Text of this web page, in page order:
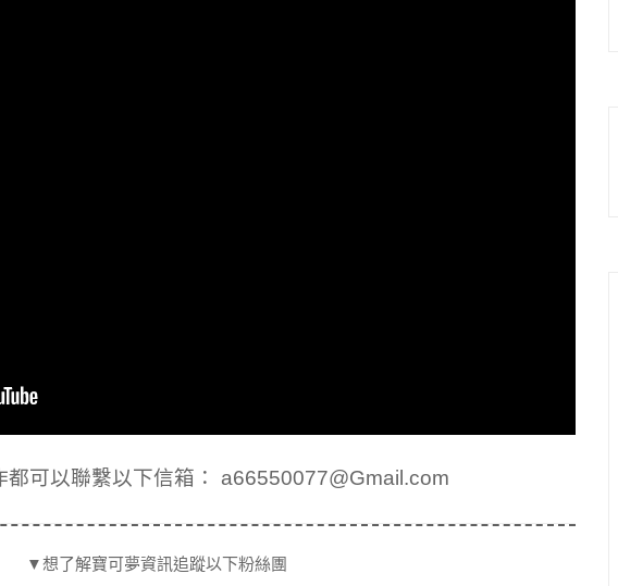
都可以聯繫以下信箱： a66550077@Gmail.com
▼想了解寶可夢資訊追蹤以下粉絲團